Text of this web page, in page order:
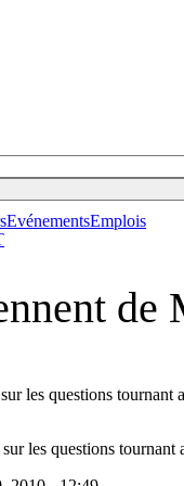
EvénementsEmplois
de
les questions
les questions